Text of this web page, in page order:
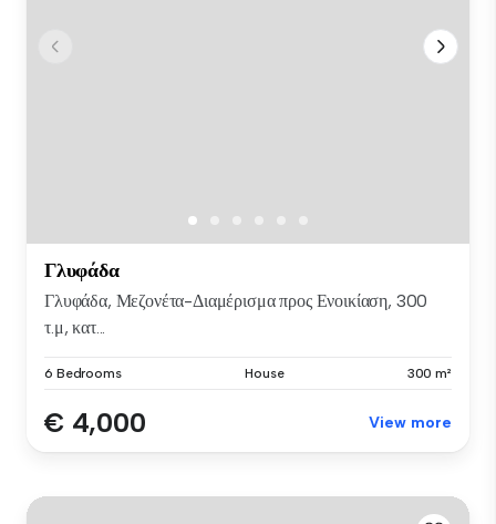
Γλυφάδα
Γλυφάδα, Μεζονέτα-Διαμέρισμα προς Ενοικίαση, 300
τ.μ, κατ...
6 Bedrooms House 300 m²
€ 4,000 View more